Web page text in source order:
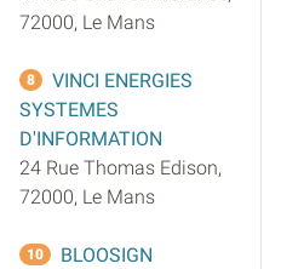
72000, Le Mans
8
VINCI ENERGIES
SYSTEMES
D'INFORMATION
24 Rue Thomas Edison,
72000, Le Mans
10
BLOOSIGN